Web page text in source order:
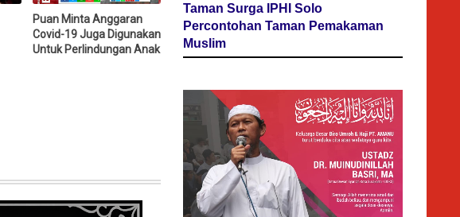
Puan Minta Anggaran
Covid-19 Juga Digunakan
Untuk Perlindungan Anak
Taman Surga IPHI Solo
Percontohan Taman Pemakaman
Muslim